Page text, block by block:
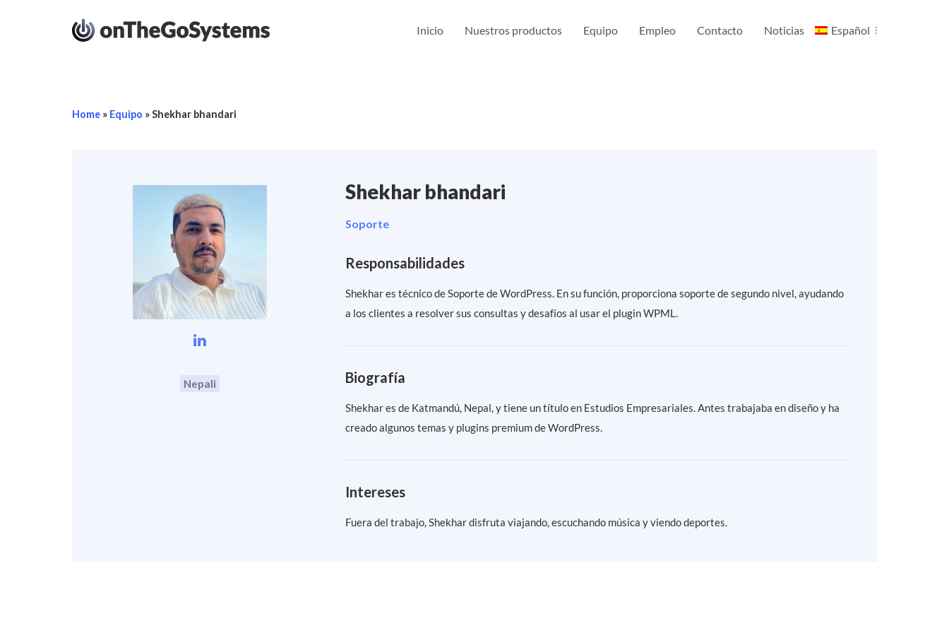
Inicio Nuestros productos Equipo Empleo Contacto Noticias Español
Home » Equipo »Shekhar bhandari
Nepali
Shekhar bhandari
Soporte
Responsabilidades
Shekhar es técnico de Soporte de WordPress. En su función, proporciona soporte de segundo nivel, ayudando
a los clientes a resolver sus consultas y desafíos al usar el plugin WPML.
Biografía
Shekhar es de Katmandú, Nepal, y tiene un título en Estudios Empresariales. Antes trabajaba en diseño y ha
creado algunos temas y plugins premium de WordPress.
Intereses
Fuera del trabajo, Shekhar disfruta viajando, escuchando música y viendo deportes.